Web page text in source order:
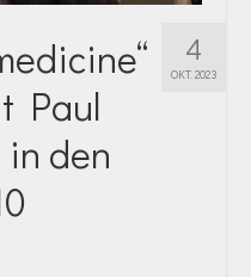
4
OKT. 2023
Paul
in den